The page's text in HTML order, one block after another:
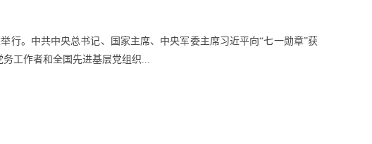
行。中共中央总书记、国家主席、中央军委主席习近平向“七一勋章”获
工作者和全国先进基层党组织...